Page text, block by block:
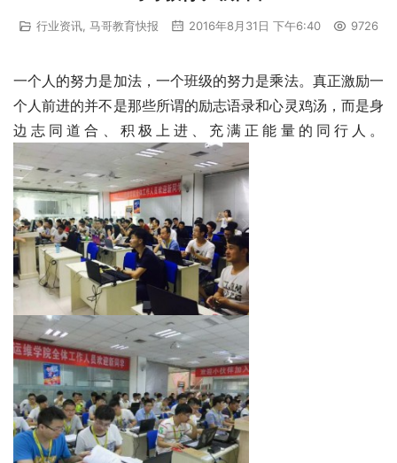
行业资讯 马哥教育快报 2016年8月31日 下午6:40 9726
一个人的努力是加法，一个班级的努力是乘法。真正激励一
个人前进的并不是那些所谓的励志语录和心灵鸡汤，而是身
边志同道合、积极上进、充满正能量的同行人。